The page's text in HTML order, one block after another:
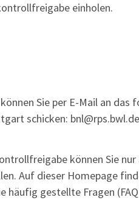
einholen.
Sie per E-Mail an das
schicken: bnl@rps.bwl.de
können Sie
Auf dieser Homepage
häufig gestellte Fragen